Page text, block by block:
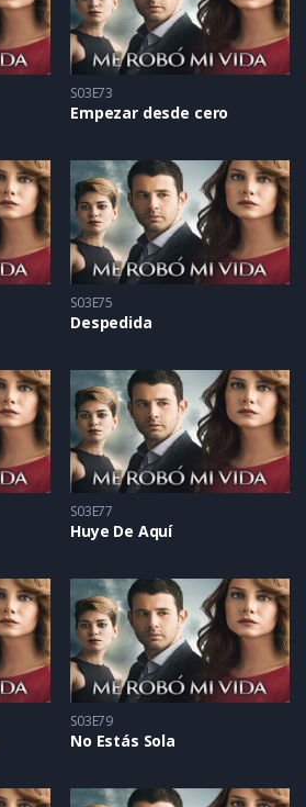
S03E73
Empezar desde cero
S03E75
Despedida
S03E77
Huye De Aquí
S03E79
No Estás Sola